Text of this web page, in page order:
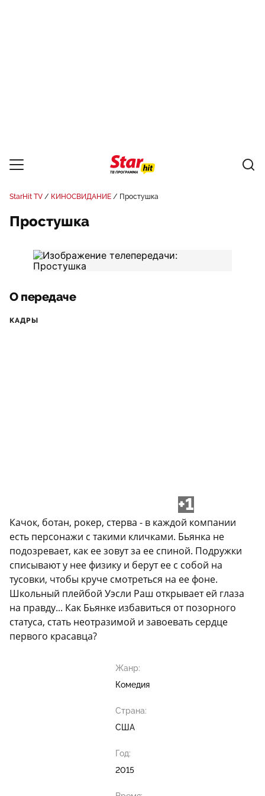
StarHit TV КИНОСВИДАНИЕ Простушка
Простушка
О передаче
КАДРЫ
+1
Качок, ботан, рокер, стерва - в каждой компании
есть персонажи с такими кличками. Бьянка не
подозревает, как ее зовут за ее спиной. Подружки
списывают у нее физику и берут ее с собой на
тусовки, чтобы круче смотреться на ее фоне.
Школьный плейбой Уэсли Раш открывает ей глаза
на правду... Как Бьянке избавиться от позорного
статуса, стать неотразимой и завоевать сердце
первого красавца?
Жанр:
Комедия
Страна:
США
Год:
2015